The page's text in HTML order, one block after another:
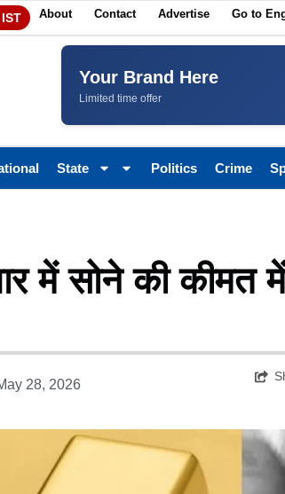
About Contact Advertise Go to
Your Brand Here
Limited time offer
State Politics Crime
में सोने की कीमत
28, 2026